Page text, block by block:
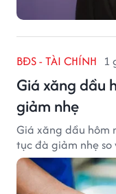
BĐS - TÀI CHÍNH 1
Giá xăng dầu
giảm nhẹ
Giá xăng dầu
tục đà giảm nhẹ